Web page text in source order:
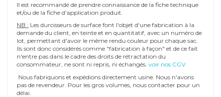
Il est recommandé de prendre connaissance de la fiche technique
et/ou de la fiche d'application produit.
NB : Les durcisseurs de surface font l'objet d'une fabrication à la
demande du client, en teinte et en quantitatif, avec un numéro de
lot, permettant d'avoir le même rendu couleur pour chaque sac.
Ils sont donc considérés comme "fabrication à façon" et de ce fait
n'entre pas dans le cadre des droits de rétractation du
consommateur, ne sont ni repris, ni échangés. voir nos CGV
Nous fabriquons et expédions directement usine. Nous n'avons
pas de revendeur. Pour les gros volumes, nous contacter pour un
délai.